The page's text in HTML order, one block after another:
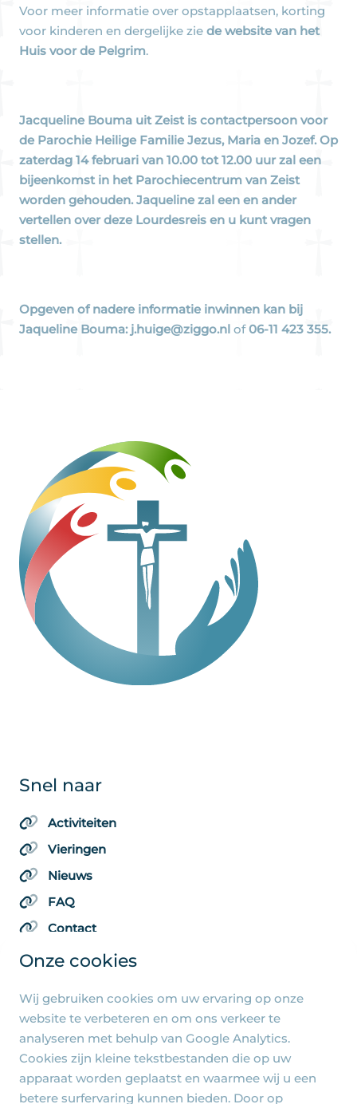
Onze cookies
Wij gebruiken cookies om uw ervaring op onze
website te verbeteren en om ons verkeer te
analyseren met behulp van Google Analytics.
Cookies zijn kleine tekstbestanden die op uw
apparaat worden geplaatst en waarmee wij u een
betere surfervaring kunnen bieden. Door op
Voor meer informatie over opstapplaatsen, korting
voor kinderen en dergelijke zie de website van het
Huis voor de Pelgrim.
Jacqueline Bouma uit Zeist is contactpersoon voor
de Parochie Heilige Familie Jezus, Maria en Jozef. Op
zaterdag 14 februari van 10.00 tot 12.00 uur zal een
bijeenkomst in het Parochiecentrum van Zeist
worden gehouden. Jaqueline zal een en ander
vertellen over deze Lourdesreis en u kunt vragen
stellen.
Opgeven of nadere informatie inwinnen kan bij
Jaqueline Bouma: j.huige@ziggo.nl of06-11 423 355.
Snel naar
Activiteiten
Vieringen
Nieuws
FAQ
Contact
Algemene pagina's
Privacy beleid
Cookie-instellingen